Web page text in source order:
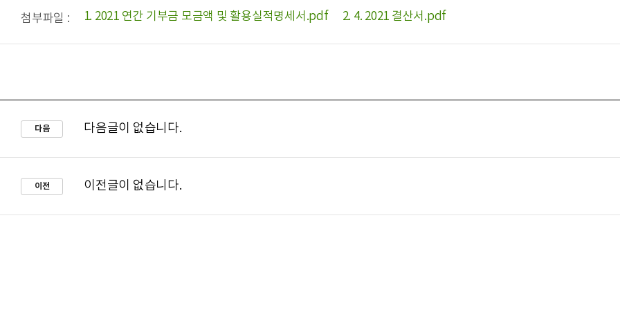
첨부파일 : 1. 2021 연간 기부금 모금액 및 활용실적명세서.pdf 2. 4. 2021 결산서.pdf
다음 다음글이 없습니다.
이전 이전글이 없습니다.